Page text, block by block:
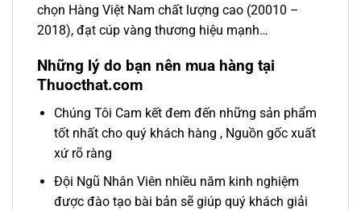
chọn Hàng Việt Nam chất lượng cao (20010 –
2018), đạt cúp vàng thương hiệu mạnh…
Những lý do bạn nên mua hàng tại
Thuocthat.com
Chúng Tôi Cam kết đem đến những sản phẩm
tốt nhất cho quý khách hàng , Nguồn gốc xuất
xứ rõ ràng
Đội Ngũ Nhân Viên nhiều năm kinh nghiệm
được đào tạo bài bản sẽ giúp quý khách giải